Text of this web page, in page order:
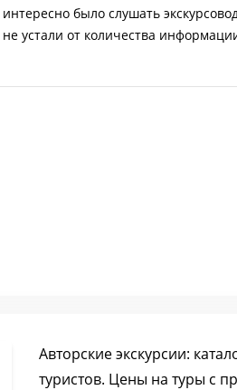
было слушать
устали от количества
Авторские экскурсии:
туристов. Цены на туры с